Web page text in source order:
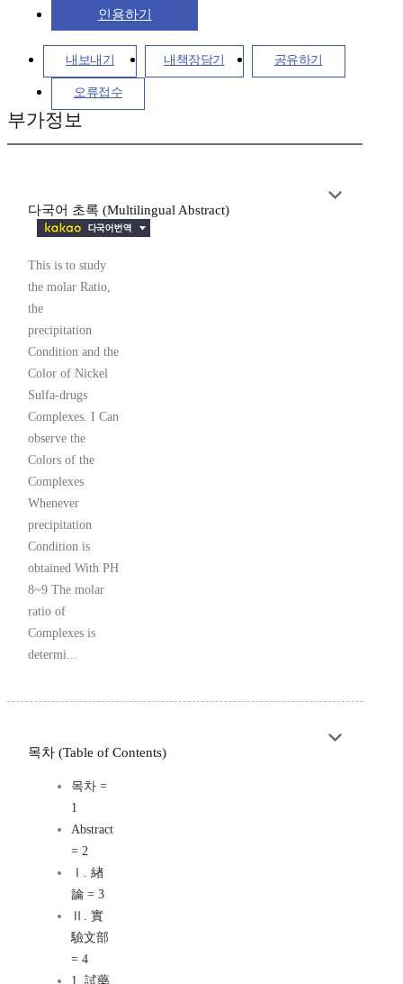
인용하기
내보내기 내책장담기 공유하기
오류접수
부가정보
다국어 초록 (Multilingual Abstract)
This is to study
the molar Ratio,
the
precipitation
Condition and the
Color of Nickel
Sulfa-drugs
Complexes. I Can
observe the
Colors of the
Complexes
Whenever
precipitation
Condition is
obtained With PH
8~9 The molar
ratio of
Complexes is
determi...
목차 (Table of Contents)
목차 =
1
Abstract
= 2
Ⅰ. 緖
論 = 3
Ⅱ. 實
驗文部
= 4
1. 試藥